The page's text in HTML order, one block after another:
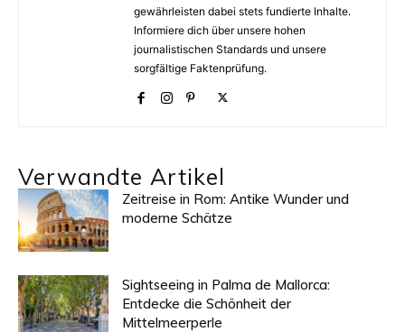
gewährleisten dabei stets fundierte Inhalte.
Informiere dich über unsere hohen
journalistischen Standards und unsere
sorgfältige Faktenprüfung.
Verwandte Artikel
Zeitreise in Rom: Antike Wunder und
moderne Schätze
Sightseeing in Palma de Mallorca:
Entdecke die Schönheit der
Mittelmeerperle